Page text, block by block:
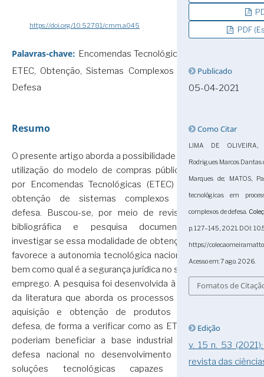
https://doi.org/10.52781/cmm.a045
Palavras-chave: Encomendas Tecnológicas,
ETEC, Obtenção, Sistemas Complexos de
Defesa
Resumo
O presente artigo aborda a possibilidade de
utilização do modelo de compras públicas
por Encomendas Tecnológicas (ETEC) na
obtenção de sistemas complexos de
defesa. Buscou-se, por meio de revisão
bibliográfica e pesquisa documental,
investigar se essa modalidade de obtenção
favorece a autonomia tecnológica nacional,
bem como qual é a segurança jurídica no seu
emprego. A pesquisa foi desenvolvida à luz
da literatura que aborda os processos de
aquisição e obtenção de produtos de
defesa, de forma a verificar como as ETEC
poderiam beneficiar a base industrial de
defesa nacional no desenvolvimento de
soluções tecnológicas capazes de
PDF
Publicado
05-04-2021
Como Citar
LIMA DE OLIVEIRA,
Rodrigues Marcos Dantas
Marques de; MATOS,
tecnológicas em
complexos de defesa.
p. 127–145, 2021. DOI:
https://
Acesso em: 7 ago. 2026.
Fomatos de
Edição
v. 15 n. 53
revista das